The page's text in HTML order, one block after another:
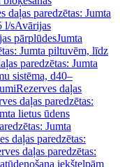
daļas paredzētas: Jumta
l/sAvārijas
pārplūdesJumta
Jumta piltuvēm, līdz
paredzētas: Jumta
sistēma, d40–
Rezerves daļas
daļas paredzētas:
lietus ūdens
Jumta
daļas paredzētas:
daļas paredzētas:
iekštelpām